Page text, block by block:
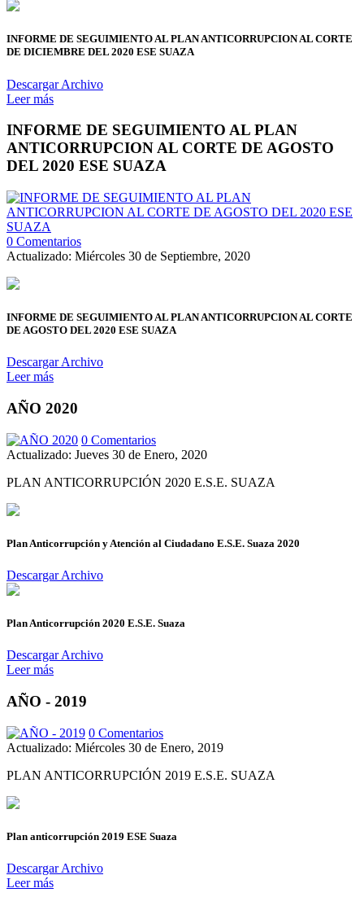
INFORME DE SEGUIMIENTO AL PLAN ANTICORRUPCION AL CORTE
DE DICIEMBRE DEL 2020 ESE SUAZA
Descargar Archivo
Leer más
INFORME DE SEGUIMIENTO AL PLAN
ANTICORRUPCION AL CORTE DE AGOSTO
DEL 2020 ESE SUAZA
0 Comentarios
Actualizado: Miércoles 30 de Septiembre, 2020
INFORME DE SEGUIMIENTO AL PLAN ANTICORRUPCION AL CORTE
DE AGOSTO DEL 2020 ESE SUAZA
Descargar Archivo
Leer más
AÑO 2020
0 Comentarios
Actualizado: Jueves 30 de Enero, 2020
PLAN ANTICORRUPCIÓN 2020 E.S.E. SUAZA
Plan Anticorrupción y Atención al Ciudadano E.S.E. Suaza 2020
Descargar Archivo
Plan Anticorrupción 2020 E.S.E. Suaza
Descargar Archivo
Leer más
AÑO - 2019
0 Comentarios
Actualizado: Miércoles 30 de Enero, 2019
PLAN ANTICORRUPCIÓN 2019 E.S.E. SUAZA
Plan anticorrupción 2019 ESE Suaza
Descargar Archivo
Leer más